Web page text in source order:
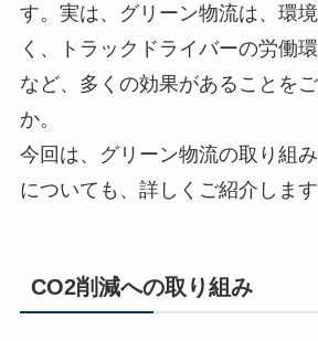
す。実は、グリーン物流は、環
く、トラックドライバーの労働
など、多くの効果があることを
か。
今回は、グリーン物流の取り組
についても、詳しくご紹介します
CO2削減への取り組み